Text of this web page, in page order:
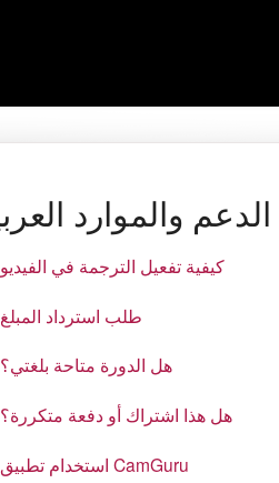
كيفية تفعيل الترجمة في الفيديو
طلب استرداد المبلغ
هل الدورة متاحة بلغتي؟
هل هذا اشتراك أو دفعة متكررة؟
استخدام تطبيق CamGuru